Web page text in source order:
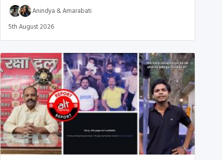
Anindya &Amarabati
5th August 2026